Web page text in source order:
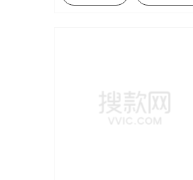
Pantalones capri Pantalones